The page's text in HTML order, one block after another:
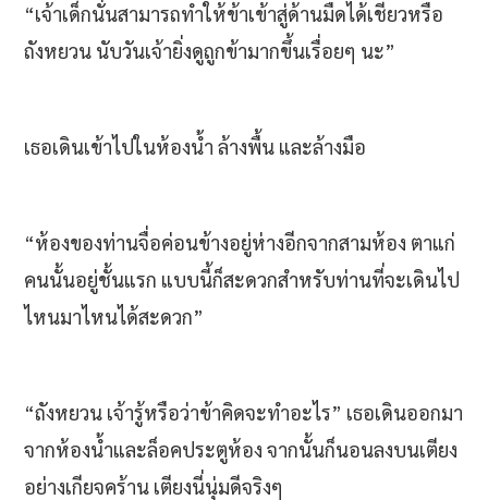
“เจ้าเด็กนั่นสามารถทำให้ข้าเข้าสู่ด้านมืดได้เชียวหรือ
ถังหยวน นับวันเจ้ายิ่งดูถูกข้ามากขึ้นเรื่อยๆ นะ”
เธอเดินเข้าไปในห้องน้ำ ล้างพื้น และล้างมือ
“ห้องของท่านจื่อค่อนข้างอยู่ห่างอีกจากสามห้อง ตาแก่
คนนั้นอยู่ชั้นแรก แบบนี้ก็สะดวกสำหรับท่านที่จะเดินไป
ไหนมาไหนได้สะดวก”
“ถังหยวน เจ้ารู้หรือว่าข้าคิดจะทำอะไร” เธอเดินออกมา
จากห้องน้ำและล็อคประตูห้อง จากนั้นก็นอนลงบนเตียง
อย่างเกียจคร้าน เตียงนี่นุ่มดีจริงๆ